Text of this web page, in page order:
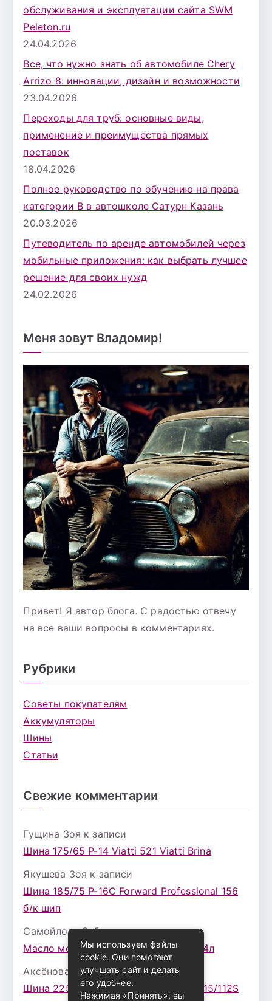
обслуживания и эксплуатации сайта SWM
Peleton.ru
24.04.2026
Все, что нужно знать об автомобиле Chery
Arrizo 8: инновации, дизайн и возможности
23.04.2026
Переходы для труб: основные виды,
применение и преимущества прямых
поставок
18.04.2026
Полное руководство по обучению на права
категории B в автошколе Сатурн Казань
20.03.2026
Путеводитель по аренде автомобилей через
мобильные приложения: как выбрать лучшее
решение для своих нужд
24.02.2026
Меня зовут Владомир!
Привет! Я автор блога. С радостью отвечу
на все ваши вопросы в комментариях.
Рубрики
Советы покупателям
Аккумуляторы
Шины
Статьи
Свежие комментарии
Гущина Зоя к записи
Шина 175/65 Р-14 Viatti 521 Viatti Brina
Якушева Зоя к записи
Шина 185/75 Р-16С Forward Professional 156
б/к шип
Самойлова Забавак записи
Масло моторное ZIC X7 (A+) 10W30 4л
Аксёнова Адельк записи
Шина 225/75 Р-16 Nokian Rotiva HT 115/112S
Мы используем файлы
cookie. Они помогают
улучшать сайт и делать
его удобнее.
Нажимая «Принять», вы